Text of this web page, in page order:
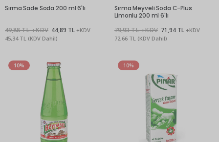
Sırma Sade Soda 200 ml 6'lı
49,88 TL +KDV 44,89 TL +KDV
45,34 TL (KDV Dahil)
Sırma Meyveli Soda C-Plus
Limonlu 200 ml 6'lı
79,93 TL +KDV 71,94 TL +KDV
72,66 TL (KDV Dahil)
10% 10%